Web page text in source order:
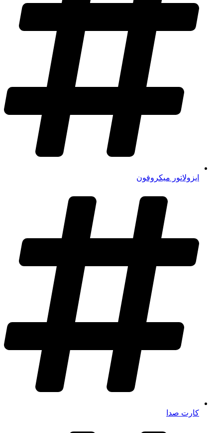
ایزولاتور میکروفون
کارت صدا